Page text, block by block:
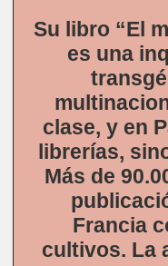
Su libro “El
es una
clase, y en
librerías,
Más de
Francia
cultivos. La